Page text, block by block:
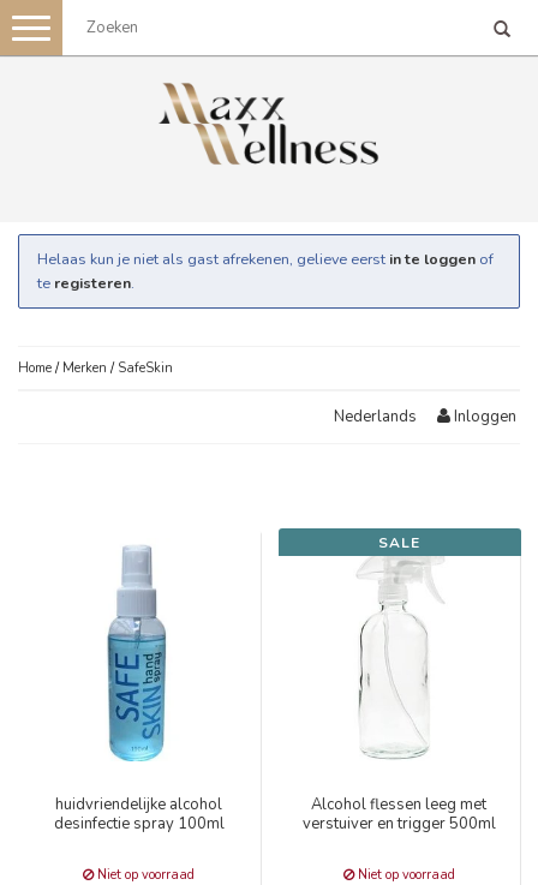
Toggle
navigation
Helaas kun je niet als gast afrekenen, gelieve eerst in te loggen of
te registeren.
Home / Merken / SafeSkin
Nederlands Inloggen
huidvriendelijke alcohol
desinfectie spray 100ml
Niet op voorraad
SALE
Alcohol flessen leeg met
verstuiver en trigger 500ml
Niet op voorraad